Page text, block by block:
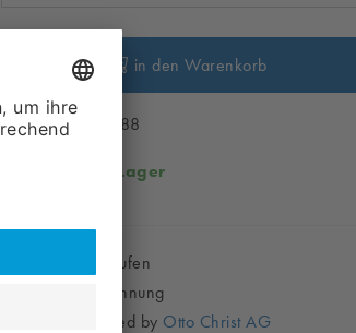
in den Warenkorb
Artikelnr. CH11388
Auf Lager
Sicher Einkaufen
Kauf auf Rechnung
Shop powered by Otto Christ AG